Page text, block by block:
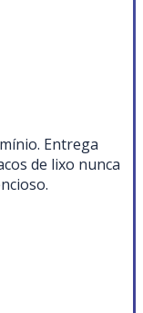
Entrega
de lixo nunca